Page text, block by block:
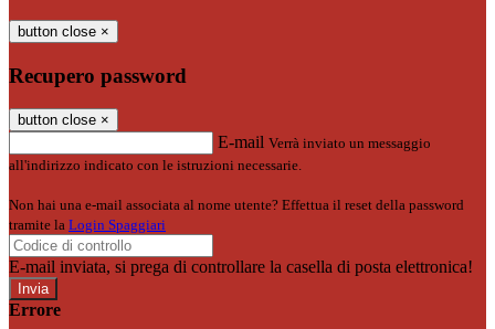
button close ×
Recupero password
button close ×
E-mail Verrà inviato un messaggio
all'indirizzo indicato con le istruzioni necessarie.
Non hai una e-mail associata al nome utente? Effettua il reset della password
tramite la Login Spaggiari
E-mail inviata, si prega di controllare la casella di posta elettronica!
Errore